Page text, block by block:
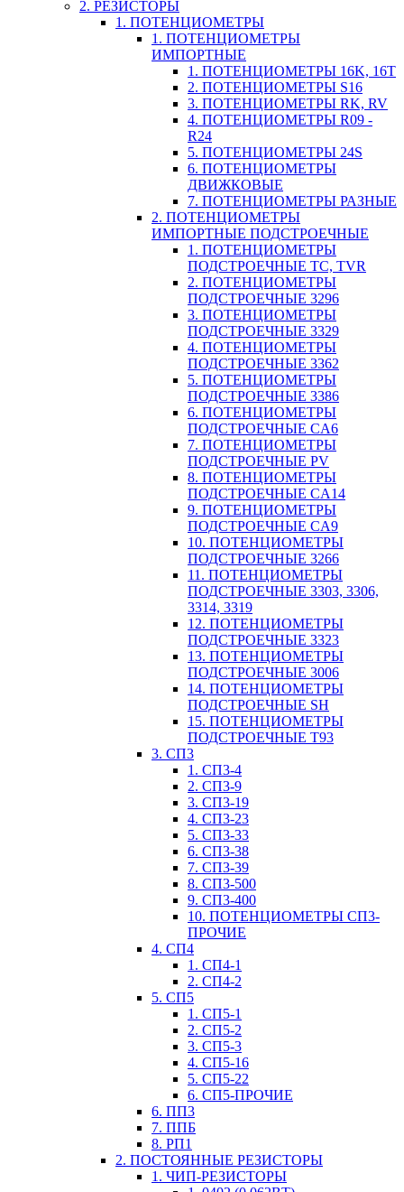
2. РЕЗИСТОРЫ
1. ПОТЕНЦИОМЕТРЫ
1. ПОТЕНЦИОМЕТРЫ
ИМПОРТНЫЕ
1. ПОТЕНЦИОМЕТРЫ 16K, 16T
2. ПОТЕНЦИОМЕТРЫ S16
3. ПОТЕНЦИОМЕТРЫ RK, RV
4. ПОТЕНЦИОМЕТРЫ R09 -
R24
5. ПОТЕНЦИОМЕТРЫ 24S
6. ПОТЕНЦИОМЕТРЫ
ДВИЖКОВЫЕ
7. ПОТЕНЦИОМЕТРЫ РАЗНЫЕ
2. ПОТЕНЦИОМЕТРЫ
ИМПОРТНЫЕ ПОДСТРОЕЧНЫЕ
1. ПОТЕНЦИОМЕТРЫ
ПОДСТРОЕЧНЫЕ TC, TVR
2. ПОТЕНЦИОМЕТРЫ
ПОДСТРОЕЧНЫЕ 3296
3. ПОТЕНЦИОМЕТРЫ
ПОДСТРОЕЧНЫЕ 3329
4. ПОТЕНЦИОМЕТРЫ
ПОДСТРОЕЧНЫЕ 3362
5. ПОТЕНЦИОМЕТРЫ
ПОДСТРОЕЧНЫЕ 3386
6. ПОТЕНЦИОМЕТРЫ
ПОДСТРОЕЧНЫЕ CA6
7. ПОТЕНЦИОМЕТРЫ
ПОДСТРОЕЧНЫЕ PV
8. ПОТЕНЦИОМЕТРЫ
ПОДСТРОЕЧНЫЕ CA14
9. ПОТЕНЦИОМЕТРЫ
ПОДСТРОЕЧНЫЕ CA9
10. ПОТЕНЦИОМЕТРЫ
ПОДСТРОЕЧНЫЕ 3266
11. ПОТЕНЦИОМЕТРЫ
ПОДСТРОЕЧНЫЕ 3303, 3306,
3314, 3319
12. ПОТЕНЦИОМЕТРЫ
ПОДСТРОЕЧНЫЕ 3323
13. ПОТЕНЦИОМЕТРЫ
ПОДСТРОЕЧНЫЕ 3006
14. ПОТЕНЦИОМЕТРЫ
ПОДСТРОЕЧНЫЕ SH
15. ПОТЕНЦИОМЕТРЫ
ПОДСТРОЕЧНЫЕ Т93
3. СП3
1. СП3-4
2. СП3-9
3. СП3-19
4. СП3-23
5. СП3-33
6. СП3-38
7. СП3-39
8. СП3-500
9. СП3-400
10. ПОТЕНЦИОМЕТРЫ СП3-
ПРОЧИЕ
4. СП4
1. СП4-1
2. СП4-2
5. СП5
1. СП5-1
2. СП5-2
3. СП5-3
4. СП5-16
5. СП5-22
6. СП5-ПРОЧИЕ
6. ПП3
7. ППБ
8. РП1
2. ПОСТОЯННЫЕ РЕЗИСТОРЫ
1. ЧИП-РЕЗИСТОРЫ